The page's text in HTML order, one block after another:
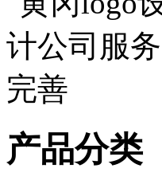
产品分类